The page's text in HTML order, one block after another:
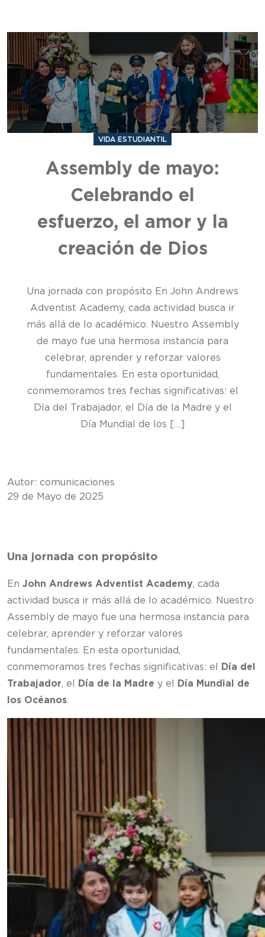
VIDA ESTUDIANTIL
Assembly de mayo:
Celebrando el
esfuerzo, el amor y la
creación de Dios
Una jornada con propósito En John Andrews
Adventist Academy, cada actividad busca ir
más allá de lo académico. Nuestro Assembly
de mayo fue una hermosa instancia para
celebrar, aprender y reforzar valores
fundamentales. En esta oportunidad,
conmemoramos tres fechas significativas: el
Día del Trabajador, el Día de la Madre y el
Día Mundial de los […]
Autor: comunicaciones
29 de Mayo de 2025
Una jornada con propósito
En John Andrews Adventist Academy, cada
actividad busca ir más allá de lo académico. Nuestro
Assembly de mayo fue una hermosa instancia para
celebrar, aprender y reforzar valores
fundamentales. En esta oportunidad,
conmemoramos tres fechas significativas: el Día del
Trabajador, el Día de la Madre y el Día Mundial de
los Océanos.